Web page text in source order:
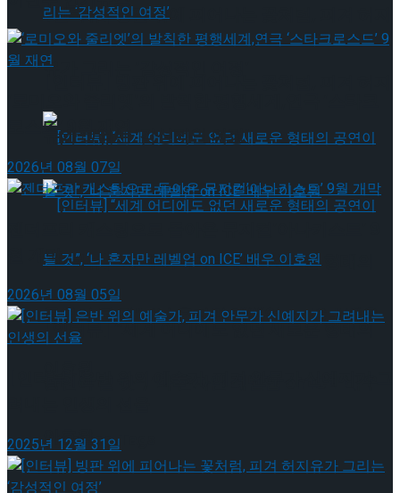
[인터뷰] 빙판 위에 피어나는 꽃처럼, 피겨 허지
유가 그리는 ‘감성적인 여정’
[인터뷰] “세계 어디에도 없던 새로운 형태의
공연이 될 것”, ‘나 혼자만 레벨업 on ICE’ 배우
Trending Tags
유가 그리는 ‘감성적인 여정’
[인터뷰] “세계 어디에도 없던 새로운 형태의
이호원
로스드’ 9월 재연
2026년 08월 07일
월 개막
2026년 08월 05일
2025년 12월 31일